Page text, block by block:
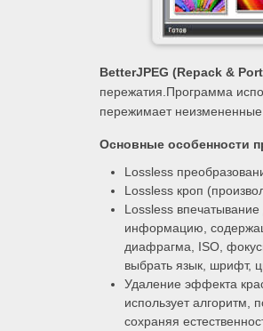
BetterJPEG (Repack &
пережатия.Программа
пережимает неизмененные
Основные особенности
Lossless
Lossless кроп
Lossless
информацию,
диафрагма, ISO,
выбрать язык, шрифт,
Удаление эффекта
использует алгоритм,
сохраняя